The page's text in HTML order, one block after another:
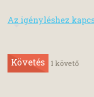
Az igényléshez
Követés 1 követő